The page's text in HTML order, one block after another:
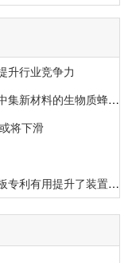
升行业竞争力
质蜂窝板专利申报引发热议
将下滑
升了装置功率和装置质量